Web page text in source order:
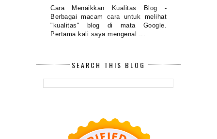
Cara Menaikkan Kualitas Blog -
Berbagai macam cara untuk melihat
"kualitas" blog di mata Google.
Pertama kali saya mengenal ...
SEARCH THIS BLOG